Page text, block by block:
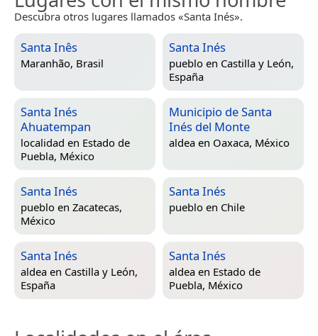
Descubra otros lugares llamados «Santa Inés».
Santa Inês
Maranhão, Brasil
Santa Inés
pueblo en Castilla y León,
España
Santa Inés
Ahuatempan
localidad en Estado de
Puebla, México
Municipio de Santa
Inés del Monte
aldea en Oaxaca, México
Santa Inés
pueblo en Zacatecas,
México
Santa Inés
pueblo en Chile
Santa Inés
aldea en Castilla y León,
España
Santa Inés
aldea en Estado de
Puebla, México